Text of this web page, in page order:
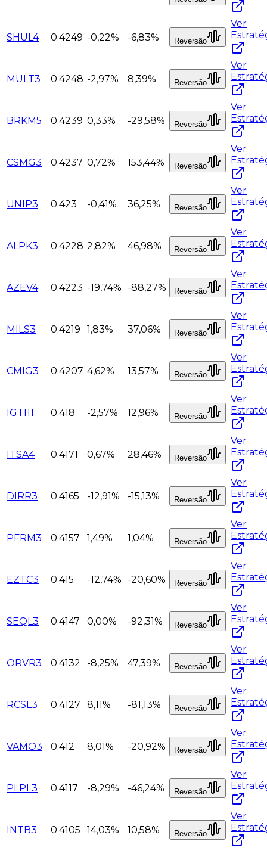
SHUL4 0.4249 -0,22% -6,83% Reversão
Ver
MULT3 0.4248 -2,97% 8,39% Reversão
Ver
BRKM5 0.4239 0,33% -29,58% Reversão
Ver
CSMG3 0.4237 0,72% 153,44% Reversão
Ver
UNIP3 0.423 -0,41% 36,25% Reversão
Ver
ALPK3 0.4228 2,82% 46,98% Reversão
Ver
AZEV4 0.4223 -19,74% -88,27% Reversão
Ver
MILS3 0.4219 1,83% 37,06% Reversão
Ver
CMIG3 0.4207 4,62% 13,57% Reversão
Ver
IGTI11 0.418 -2,57% 12,96% Reversão
Ver
ITSA4 0.4171 0,67% 28,46% Reversão
Ver
DIRR3 0.4165 -12,91% -15,13% Reversão
Ver
PFRM3 0.4157 1,49% 1,04% Reversão
Ver
EZTC3 0.415 -12,74% -20,60% Reversão
Ver
SEQL3 0.4147 0,00% -92,31% Reversão
Ver
ORVR3 0.4132 -8,25% 47,39% Reversão
Ver
RCSL3 0.4127 8,11% -81,13% Reversão
Ver
VAMO3 0.412 8,01% -20,92% Reversão
Ver
PLPL3 0.4117 -8,29% -46,24% Reversão
Ver
INTB3 0.4105 14,03% 10,58% Reversão
Ver